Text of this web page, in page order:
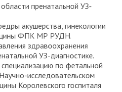
пренатальной УЗ-
акушерства, гинекологии
ФПК МР РУДН.
здравоохранения
УЗ-диагностике.
по фетальной
исследовательском
Королевского госпиталя